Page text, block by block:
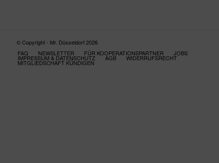
© Copyright - Mr. Düsseldorf 2026
FAQ
NEWSLETTER FÜR KOOPERATIONSPARTNER JOBS
IMPRESSUM & DATENSCHUTZ AGB WIDERRUFSRECHT
MITGLIEDSCHAFT KÜNDIGEN